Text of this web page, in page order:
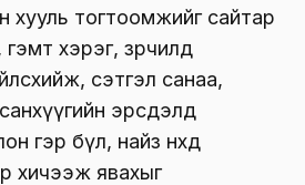
хууль тогтоомжийг сайтар
хэрэг, зөрчилд
сэтгэл санаа,
санхүүгийн эрсдэлд
гэр бүл, найз нөхдөө
хичээж явахыг